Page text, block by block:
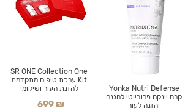
SR ONE Collection One
Kit ערכת טיפוח מתקדמת
להזנת העור ושיקומו
699 ₪
Yonka Nutri Defense
קרם יונקה פרוביוטי להגנה
והזנה לעור